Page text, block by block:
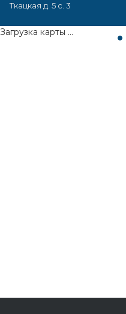
Ткацкая д. 5 с. 3
Загрузка карты ...